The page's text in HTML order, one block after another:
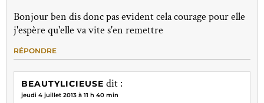
Bonjour ben dis donc pas evident cela courage pour elle
j'espère qu'elle va vite s'en remettre
RÉPONDRE
BEAUTYLICIEUSE dit :
jeudi 4 juillet 2013 à 11 h 40 min